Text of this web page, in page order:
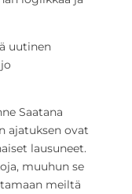
uutinen
Saatana
ajatuksen ovat
lausuneet.
muuhun se
meiltä